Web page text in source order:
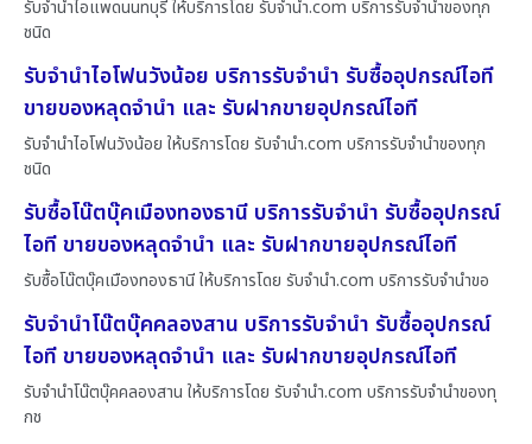
รับจำนำไอแพดนนทบุรี ให้บริการโดย รับจํานํา.com บริการรับจำนำของทุก
ชนิด
รับจำนำไอโฟนวังน้อย บริการรับจำนำ รับซื้ออุปกรณ์ไอที
ขายของหลุดจำนำ และ รับฝากขายอุปกรณ์ไอที
รับจำนำไอโฟนวังน้อย ให้บริการโดย รับจํานํา.com บริการรับจำนำของทุก
ชนิด
รับซื้อโน๊ตบุ๊คเมืองทองธานี บริการรับจำนำ รับซื้ออุปกรณ์
ไอที ขายของหลุดจำนำ และ รับฝากขายอุปกรณ์ไอที
รับซื้อโน๊ตบุ๊คเมืองทองธานี ให้บริการโดย รับจํานํา.com บริการรับจำนำขอ
รับจำนำโน๊ตบุ๊คคลองสาน บริการรับจำนำ รับซื้ออุปกรณ์
ไอที ขายของหลุดจำนำ และ รับฝากขายอุปกรณ์ไอที
รับจำนำโน๊ตบุ๊คคลองสาน ให้บริการโดย รับจํานํา.com บริการรับจำนำของทุ
กช